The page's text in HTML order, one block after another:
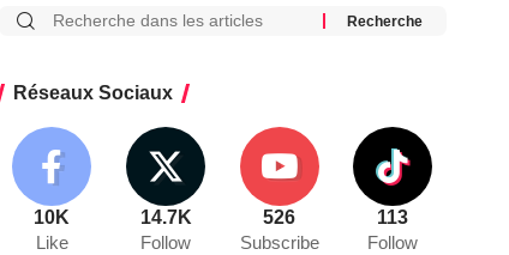
Réseaux Sociaux
10K
Like
14.7K
Follow
526
Subscribe
113
Follow